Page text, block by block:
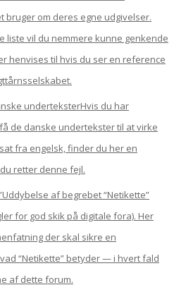
bruger om deres egne udgivelser.
liste vil du nemmere kunne genkende
henvises til hvis du ser en reference
underteksterHvis du har
de danske undertekster til at virke
fra engelsk, finder du her en
retter denne fejl.
Uddybelse af begrebet “Netikette”
for god skik på digitale fora). Her
der skal sikre en
“Netikette” betyder — i hvert fald
af dette forum.